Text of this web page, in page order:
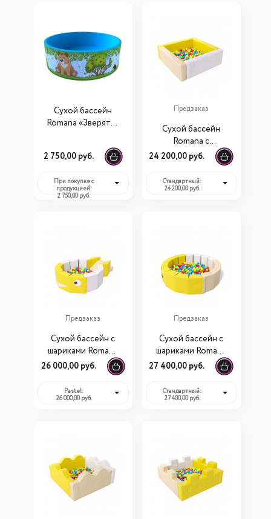
Сухой бассейн
Romana «Зверята»
2 750,00 руб.
При покупке с
продукцией:
2 750,00 руб.
Предзаказ
Сухой бассейн
Romana с
шариками
«Лужайка» (300
шариков)
24 200,00 руб.
Стандартный:
24 200,00 руб.
Предзаказ
Сухой бассейн с
шариками Romana
«Кит» (300
26 000,00 руб.
Pastel:
26 000,00 руб.
Предзаказ
Сухой бассейн с
шариками Romana
«16 граней» (300
27 400,00 руб.
Стандартный:
27 400,00 руб.